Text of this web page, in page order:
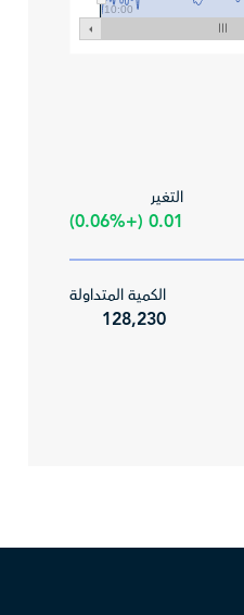
10:00
التغير
0.01 (+0.06%)
الكمية المتداولة
128,230